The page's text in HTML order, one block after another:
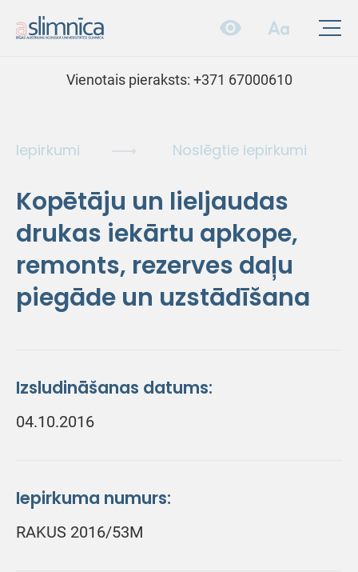
Vienotais pieraksts: +371 67000610
Iepirkumi Noslēgtie iepirkumi
Kopētāju un lieljaudas
drukas iekārtu apkope,
remonts, rezerves daļu
piegāde un uzstādīšana
Izsludināšanas datums:
04.10.2016
Iepirkuma numurs:
RAKUS 2016/53M